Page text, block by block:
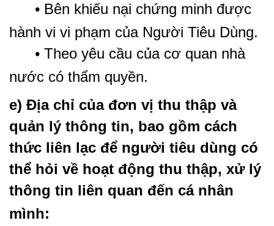
• Bên khiếu nại chứng minh được
hành vi vi phạm của Người Tiêu Dùng.
• Theo yêu cầu của cơ quan nhà
nước có thẩm quyền.
e) Địa chỉ của đơn vị thu thập và
quản lý thông tin, bao gồm cách
thức liên lạc để người tiêu dùng có
thể hỏi về hoạt động thu thập, xử lý
thông tin liên quan đến cá nhân
mình: